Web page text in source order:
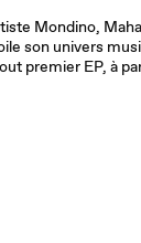
Mondino,
son univers
premier EP, à